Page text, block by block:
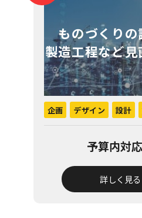
ものづくりの
製造工程など
企画 デザイン 設計
予算内対
詳しく見る